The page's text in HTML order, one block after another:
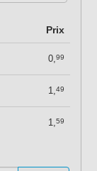
Prix
0,99
1,49
1,59